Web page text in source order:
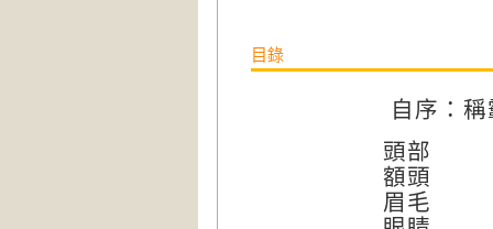
目錄
自序：
頭部
額頭
眉毛